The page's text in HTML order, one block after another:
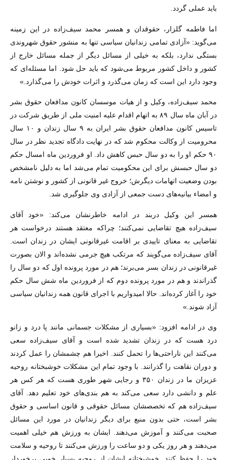
باید عملی گردد.
اما فاطمه گلزار، حقوقدان و همسر محمد سیف‌زاده در این زمینه
می‌گوید: «آزادی تمامی زندانیان سیاسی تنها به منشور حقوق شهروندی
بستگی ندارد، بلکه به خیلی از مسائل دیگر از جمله مسائل خارج از
کشور و داخل کشور مربوط می‌شود که باید حل شود. اما مسئله‌ای که
وجود دارد این است که زمان می‌گذرد و اثرات خودش را می‌گذارد.»
محمد سیف‌زاده، وکیل و از هیات موسسان کانون مدافعان حقوق بشر
در آبان ماه سال ۸۹ به اتهام اقدام علیه امنیت ملی از طریق شرکت در
تاسیس کانون مدافعان حقوق بشر ایران به ۹ سال زندان و ۱۰ سال
محرومیت از وکالت محکوم شد که در ‌‌نهایت دادگاه تجدید نظر در سال
۹۰ حکم او را به دو سال حبس کاهش داد. او فروردین ماه امسال حکم
دو سال حبسش برای این محکومیت تمام می‌شد اما به دلیل نامشخص
بودن وضعیت اتهامات دیگرش؛ خروج غیر قانونی از کشور و نوشتن نامه
و امضاء بیانیه‌های دست جمعی از آزادی وی جلوگیری شد.
همسر این وکیل دربند در ادامه خاطرنشان می‌کند: «خود آقای
سیف‌زاده هیچ تقاضایی نمی‌کنند؛ چراکه معتقد هستند درخواست هر
تقاضایی به معنای تاییدی بر اقامت غیرقانونی ایشان در زندان است.
آقای سیف‌زاده می‌گویند که مرتکب هیچ جرمی نشده‌اند و الان بصورت
غیرقانونی در زندان بسر می‌برند؛ هم در مورد پرونده اول که دو سال را
گذراندند و هم در مورد پرونده دوم که از فروردین ماه شش سال حکم
خود را آغاز کرده‌اند. حالا امیدواریم با اجرای قانون همه زندانیان سیاسی
آزاد شوند.»
وی در ادامه افزود: «بسیاری از مشکلات جسمانی مانند پا درد و زانو
درد هست که در زندان تشدید شده است و آقای سیف‌زاده سعی
می‌کنند این ناراحتی‌ها را تحمل کنند. اخیرا هم چشمشان را عمل کردند
و دوران نقاهت را گذرانند. با وجود تمام این مشکلات خوشبختانه روحیه
عزیزان ما در زندان ۳۵۰ و رجایی شهر طوری هست که هر کس هر
علم و دانشی دارد سعی می‌کند به هم بندی‌های خود تعلیم دهد. آقای
سیف‌زاده هم که تخصصشان مسائل حقوقی و قانون اساسی و حقوق
بشر است، حتی بدون منبع برای دیگر زندانیان در مورد این مسائل
صحبت می‌کنند و آموزش می‌دهند. ایشان به ورزش هم خیلی اهمیت
می‌دهند و هر روز یکی و دو ساعت را ورزش می‌کنند تا روحیه و سلامت